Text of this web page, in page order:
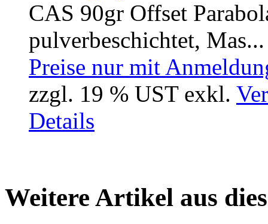
CAS 90gr Offset
pulverbeschichtet, Mas...
Preise nur mit
zzgl. 19 % UST exkl.
Details
Weitere Artikel aus